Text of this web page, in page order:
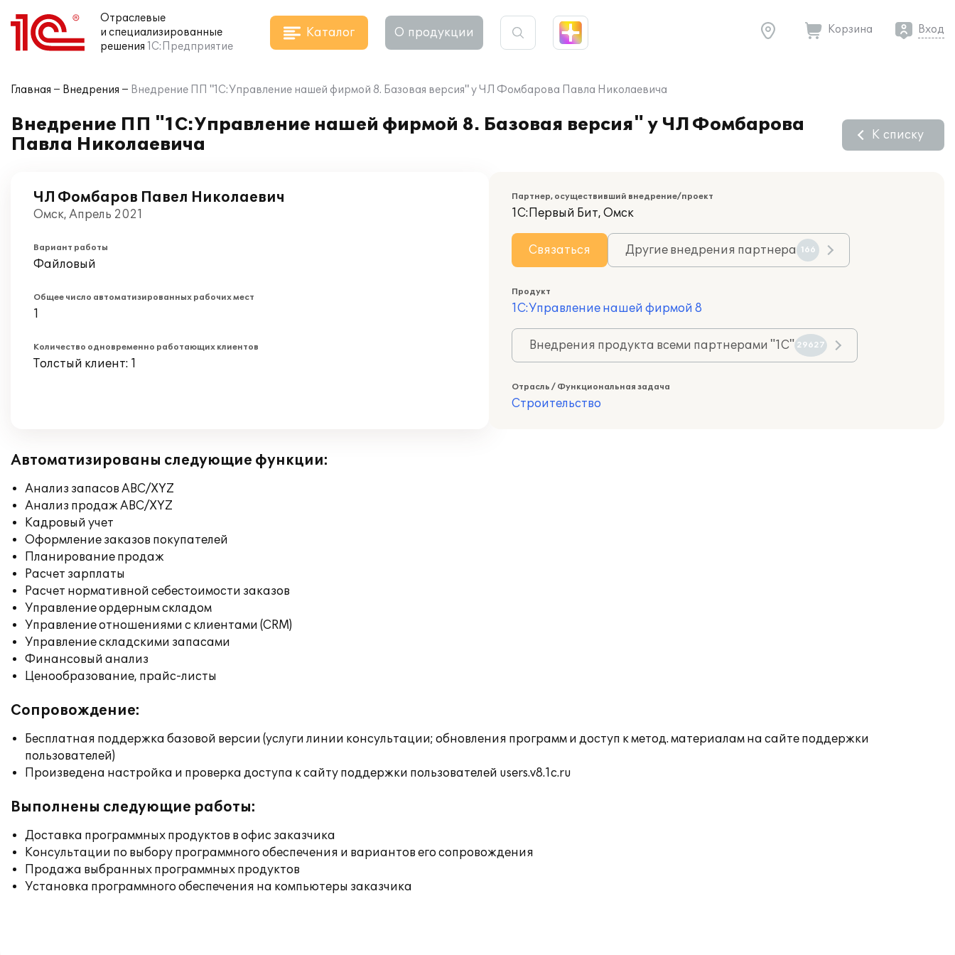
Отраслевые
и специализированные
решения 1С:Предприятие
Каталог О продукции Корзина Вход
Главная Внедрения Внедрение ПП "1С:Управление нашей фирмой 8. Базовая версия" у ЧЛ Фомбарова Павла Николаевича
Внедрение ПП "1С:Управление нашей фирмой 8. Базовая версия" у ЧЛ Фомбарова
Павла Николаевича
К списку
ЧЛ Фомбаров Павел Николаевич
Омск, Апрель 2021
Вариант работы
Файловый
Общее число автоматизированных рабочих мест
1
Количество одновременно работающих клиентов
Толстый клиент: 1
Партнер, осуществивший внедрение/проект
1С:Первый Бит, Омск
Связаться Другие внедрения партнера 166
Продукт
1С:Управление нашей фирмой 8
Внедрения продукта всеми партнерами "1С" 29627
Отрасль / Функциональная задача
Строительство
Автоматизированы следующие функции:
Анализ запасов ABC/XYZ
Анализ продаж ABC/XYZ
Кадровый учет
Оформление заказов покупателей
Планирование продаж
Расчет зарплаты
Расчет нормативной себестоимости заказов
Управление ордерным складом
Управление отношениями с клиентами (CRM)
Управление складскими запасами
Финансовый анализ
Ценообразование, прайс-листы
Сопровождение:
Бесплатная поддержка базовой версии (услуги линии консультации; обновления программ и доступ к метод. материалам на сайте поддержки
пользователей)
Произведена настройка и проверка доступа к сайту поддержки пользователей users.v8.1c.ru
Выполнены следующие работы:
Доставка программных продуктов в офис заказчика
Консультации по выбору программного обеспечения и вариантов его сопровождения
Продажа выбранных программных продуктов
Установка программного обеспечения на компьютеры заказчика